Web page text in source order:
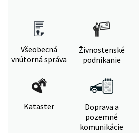
Všeobecná
vnútorná správa
Živnostenské
podnikanie
Kataster
Doprava a
pozemné
komunikácie